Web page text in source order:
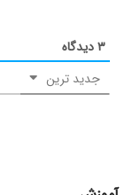
۳دیدگاه
جدید ترین